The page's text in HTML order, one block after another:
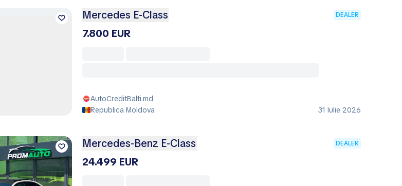
Mercedes E-Class DEALER
7.800 EUR
AutoCreditBalti.md
Republica Moldova
31 Iulie 2026
Mercedes-Benz E-Class DEALER
24.499 EUR